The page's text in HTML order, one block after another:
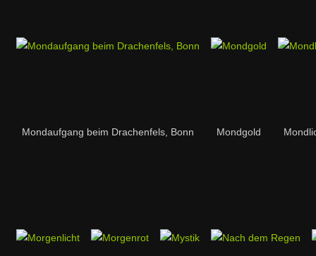
Mondaufgang beim Drachenfels, Bonn Mondgold